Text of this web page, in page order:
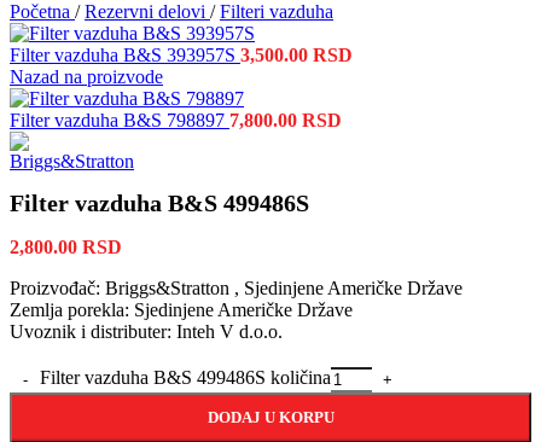
Početna / Rezervni delovi / Filteri vazduha
Filter vazduha B&S 393957S 3,500.00 RSD
Nazad na proizvode
Filter vazduha B&S 798897 7,800.00 RSD
Filter vazduha B&S 499486S
2,800.00 RSD
Proizvođač: Briggs&Stratton , Sjedinjene Američke Države
Zemlja porekla: Sjedinjene Američke Države
Uvoznik i distributer: Inteh V d.o.o.
Filter vazduha B&S 499486S količina
DODAJ U KORPU